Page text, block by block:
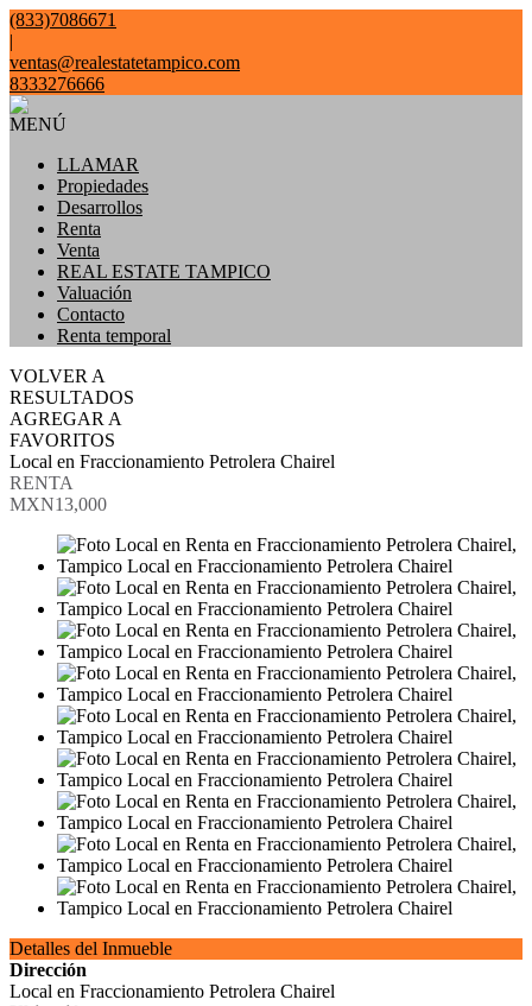
(833)7086671
|
ventas@realestatetampico.com
8333276666
MENÚ
LLAMAR
Propiedades
Desarrollos
Renta
Venta
REAL ESTATE TAMPICO
Valuación
Contacto
Renta temporal
VOLVER A
RESULTADOS
AGREGAR A
FAVORITOS
Local en Fraccionamiento Petrolera Chairel
RENTA
MXN13,000
Detalles del Inmueble
Dirección
Local en Fraccionamiento Petrolera Chairel